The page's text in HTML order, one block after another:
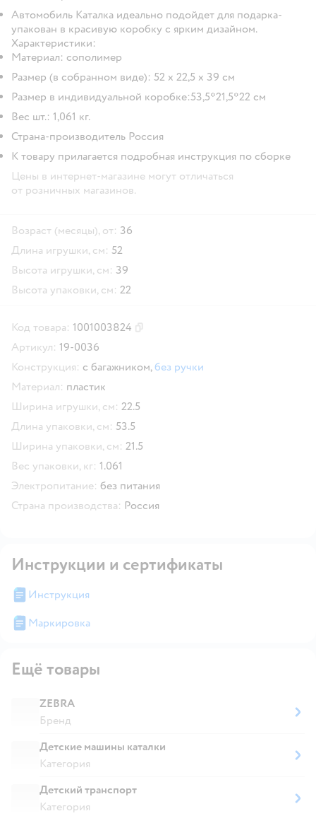
Автомобиль Каталка идеально подойдет для подарка-
упакован в красивую коробку с ярким дизайном.
Характеристики:
Материал: сополимер
Размер (в собранном виде): 52 х 22,5 х 39 см
Размер в индивидуальной коробке:53,5*21,5*22 см
Вес шт.: 1,061 кг.
Страна-производитель Россия
К товару прилагается подробная инструкция по сборке
Цены в интернет-магазине могут отличаться
от розничных магазинов.
Возраст (месяцы), от: 36
Длина игрушки, см: 52
Высота игрушки, см: 39
Высота упаковки, см: 22
Код товара: 1001003824
Артикул: 19-0036
Конструкция: с багажником,без ручки
Материал: пластик
Ширина игрушки, см: 22.5
Длина упаковки, см: 53.5
Ширина упаковки, см: 21.5
Вес упаковки, кг: 1.061
Электропитание: без питания
Страна производства: Россия
Инструкции и сертификаты
Инструкция
Маркировка
Ещё товары
ZEBRA
Бренд
Детские машины каталки
Категория
Детский транспорт
Категория